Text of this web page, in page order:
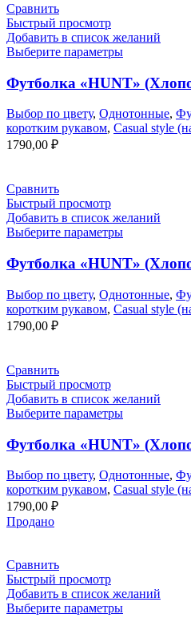
Сравнить
Быстрый просмотр
Добавить в список желаний
Выберите параметры
Футболка «HUNT»
Выбор по цвету, Однотонные,
коротким рукавом, Casual style
1790,00 ₽
Сравнить
Быстрый просмотр
Добавить в список желаний
Выберите параметры
Футболка «HUNT»
Выбор по цвету, Однотонные,
коротким рукавом, Casual style
1790,00 ₽
Сравнить
Быстрый просмотр
Добавить в список желаний
Выберите параметры
Футболка «HUNT»
Выбор по цвету, Однотонные,
коротким рукавом, Casual style
1790,00 ₽
Продано
Сравнить
Быстрый просмотр
Добавить в список желаний
Выберите параметры